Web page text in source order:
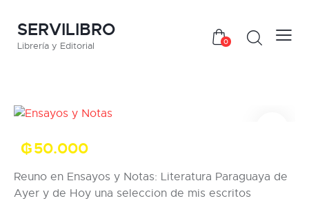
SERVILIBRO
Librería y Editorial 0
₲50.000
Reuno en Ensayos y Notas: Literatura Paraguaya de
Ayer y de Hoy una seleccion de mis escritos